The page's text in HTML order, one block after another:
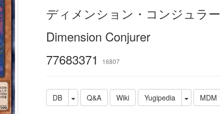
ディメンション・コンジュラー
Dimension Conjurer
77683371
16807
DB Q&A Wiki Yugipedia MDM